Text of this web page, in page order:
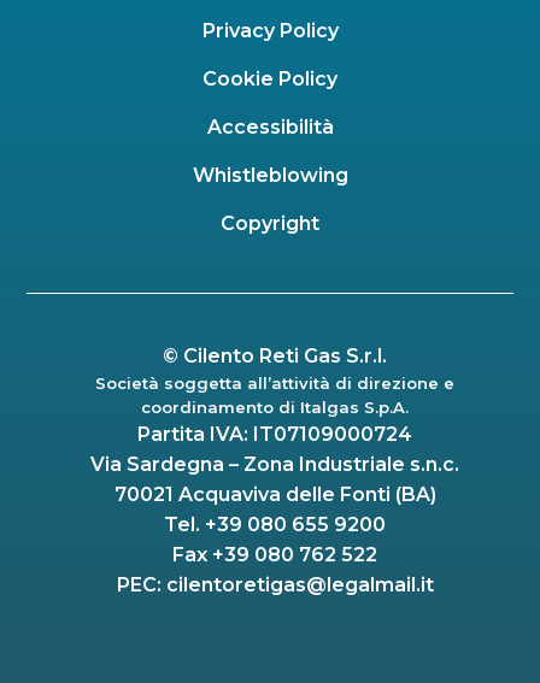
Privacy Policy
Cookie Policy
Accessibilità
Whistleblowing
Copyright
© Cilento Reti Gas S.r.l.
Società soggetta all’attività di direzione e
coordinamento di Italgas S.p.A.
Partita IVA: IT07109000724
Via Sardegna – Zona Industriale s.n.c.
70021 Acquaviva delle Fonti (BA)
Tel. +39 080 655 9200
Fax +39 080 762 522
PEC: cilentoretigas@legalmail.it